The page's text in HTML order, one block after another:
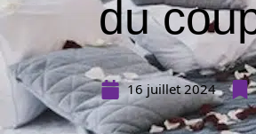
du
16 juillet 2024